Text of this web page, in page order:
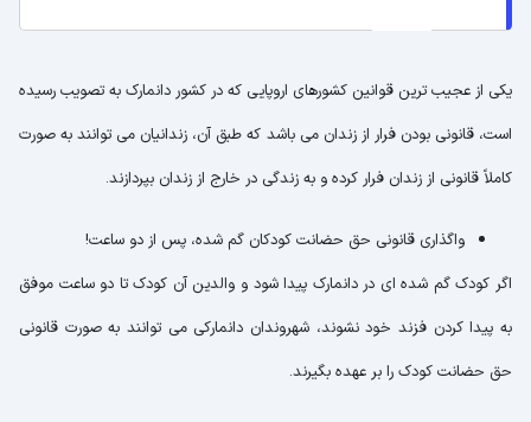
یکی از عجیب ترین قوانین کشورهای اروپایی که در کشور دانمارک به تصویب رسیده
است، قانونی بودن فرار از زندان می باشد که طبق آن، زندانیان می توانند به صورت
کاملاً قانونی از زندان فرار کرده و به زندگی در خارج از زندان بپردازند.
واگذاری قانونی حق حضانت کودکان گم شده، پس از دو ساعت!
اگر کودک گم شده ای در دانمارک پیدا شود و والدین آن کودک تا دو ساعت موفق
به پیدا کردن فزند خود نشوند، شهروندان دانمارکی می توانند به صورت قانونی
حق حضانت کودک را بر عهده بگیرند.